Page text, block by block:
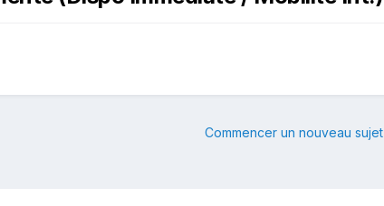
Commencer un nouveau sujet